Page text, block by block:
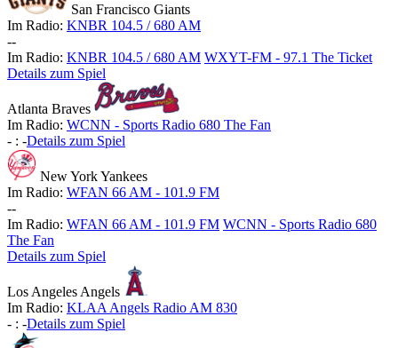
San Francisco Giants
Im Radio: KNBR 104.5 / 680 AM
--
Im Radio: KNBR 104.5 / 680 AM WXYT-FM - 97.1 The Ticket
Details zum Spiel
Atlanta Braves
Im Radio: WCNN - Sports Radio 680 The Fan
- : -Details zum Spiel
New York Yankees
Im Radio: WFAN 66 AM - 101.9 FM
--
Im Radio: WFAN 66 AM - 101.9 FM WCNN - Sports Radio 680
The Fan
Details zum Spiel
Los Angeles Angels
Im Radio: KLAA Angels Radio AM 830
- : -Details zum Spiel